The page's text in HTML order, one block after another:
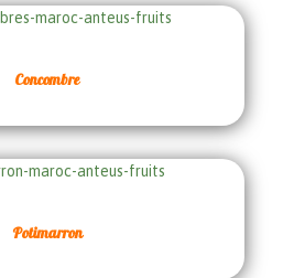
Concombre
Potimarron